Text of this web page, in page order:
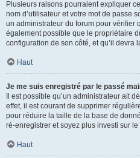
Plusieurs raisons pourraient expliquer
nom d’utilisateur et votre mot de passe
un administrateur du forum pour vérifier
également possible que le propriétaire
configuration de son côté, et qu’il devra
Haut
Je me suis enregistré par le passé
Il est possible qu’un administrateur ait
effet, il est courant de supprimer
pour réduire la taille de la base de
ré-enregistrer et soyez plus investi sur le
Haut